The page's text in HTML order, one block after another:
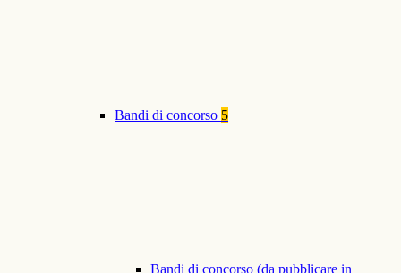
Bandi di concorso 5
Bandi di concorso (da pubblicare in